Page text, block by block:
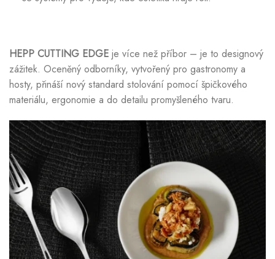
HEPP CUTTING EDGE je více než příbor – je to designový
zážitek. Oceněný odborníky, vytvořený pro gastronomy a
hosty, přináší nový standard stolování pomocí špičkového
materiálu, ergonomie a do detailu promyšleného tvaru.